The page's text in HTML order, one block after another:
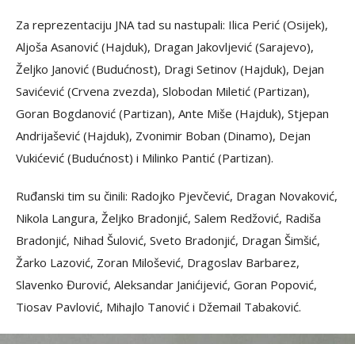
Za reprezentaciju JNA tad su nastupali: Ilica Perić (Osijek),
Aljoša Asanović (Hajduk), Dragan Jakovljević (Sarajevo),
Željko Janović (Budućnost), Dragi Setinov (Hajduk), Dejan
Savićević (Crvena zvezda), Slobodan Miletić (Partizan),
Goran Bogdanović (Partizan), Ante Miše (Hajduk), Stjepan
Andrijašević (Hajduk), Zvonimir Boban (Dinamo), Dejan
Vukićević (Budućnost) i Milinko Pantić (Partizan).
Ruđanski tim su činili: Radojko Pjevčević, Dragan Novaković,
Nikola Langura, Željko Bradonjić, Salem Redžović, Radiša
Bradonjić, Nihad Šulović, Sveto Bradonjić, Dragan Šimšić,
Žarko Lazović, Zoran Milošević, Dragoslav Barbarez,
Slavenko Đurović, Aleksandar Janićijević, Goran Popović,
Tiosav Pavlović, Mihajlo Tanović i Džemail Tabaković.